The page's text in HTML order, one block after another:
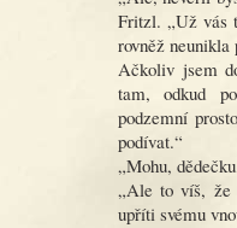
Fritzl. „Už vás
rovněž
Ačkoliv jsem
tam, odkud
podzemní
podívat.“
„Mohu,
„Ale to víš, že
upříti svému